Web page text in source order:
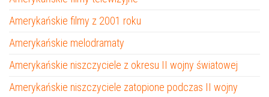
Amerykańskie filmy z 2001 roku
Amerykańskie melodramaty
Amerykańskie niszczyciele z okresu II wojny światowej
Amerykańskie niszczyciele zatopione podczas II wojny